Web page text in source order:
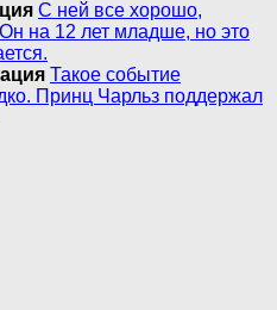
С ней все хорошо,
на 12 лет младше, но это
Такое событие
Принц Чарльз поддержал